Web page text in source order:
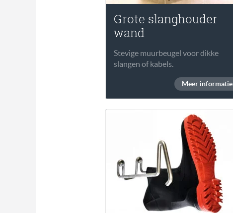
Grote slanghouder
wand
Stevige muurbeugel voor dikke
slangen of kabels.
Meer informatie